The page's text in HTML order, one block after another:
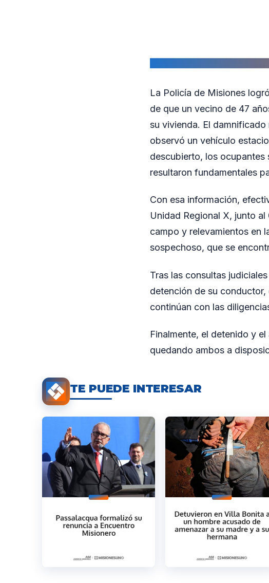
La Policía de Misiones
de que un vecino de 47
su vivienda. El
observó un vehículo
descubierto, los
resultaron fundamentales
Con esa información,
Unidad Regional X, junto
campo y relevamientos en
sospechoso, que se
Tras las consultas
detención de su
continúan con las
Finalmente, el detenido y
quedando ambos a
TE PUEDE INTERESAR